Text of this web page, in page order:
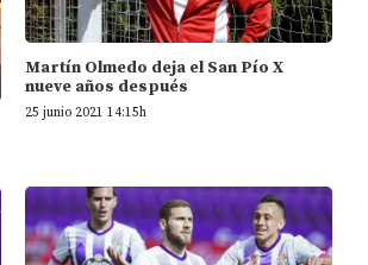
Martín Olmedo deja el San Pío X
nueve años después
25 junio 2021 14:15h